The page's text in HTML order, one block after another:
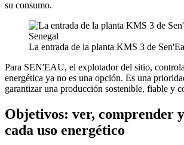
su consumo.
La entrada de la planta KMS 3 de
Para SEN'EAU, el explotador del sitio,
energética ya no es una opción. Es una
garantizar una producción sostenible, fiable y
Objetivos: ver, comprender
cada uso energético